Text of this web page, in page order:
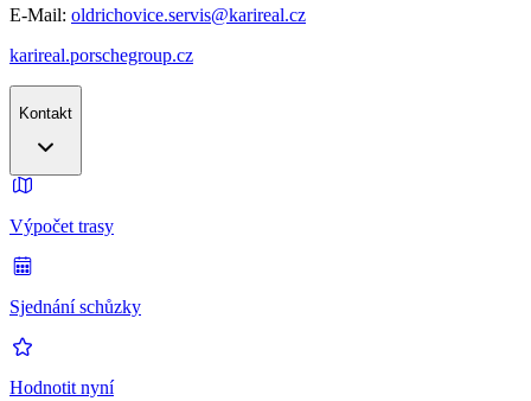
E-Mail: oldrichovice.servis@karireal.cz
karireal.porschegroup.cz
Kontakt
Výpočet trasy
Sjednání schůzky
Hodnotit nyní